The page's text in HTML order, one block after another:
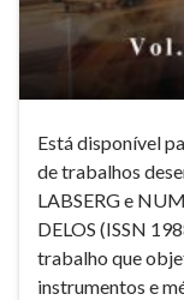
Está disponível
de trabalhos
LABSERG e
DELOS (ISSN
trabalho que
instrumentos e